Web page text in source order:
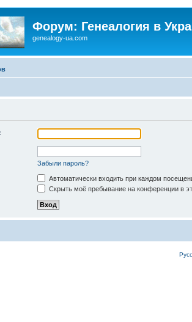
Форум: Генеалогия в
genealogy-ua.com
Забыли пароль?
Автоматически входить при каждом
Скрыть моё пребывание на конференции в